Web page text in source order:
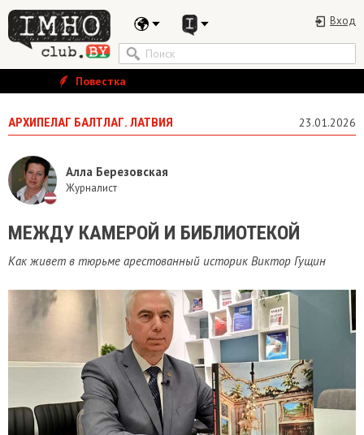
Вход
Повестка
АРХИПЕЛАГ БАЛТЛАГ. ЛАТВИЯ 23.01.2026
Алла Березовская
Журналист
МЕЖДУ КАМЕРОЙ И БИБЛИОТЕКОЙ
Как живет в тюрьме арестованный историк Виктор Гущин